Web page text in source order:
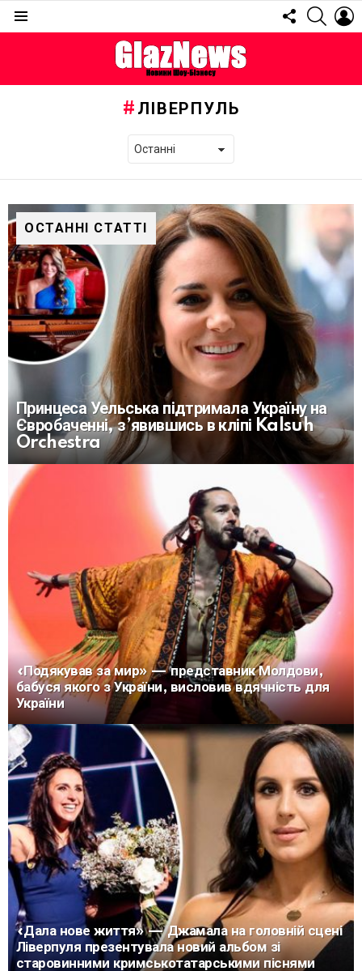
FOLLOW
US
ЛІВЕРПУЛЬ
ОСТАННІ СТАТТІ
Принцеса Уельська підтримала Україну на
Євробаченні, з’явившись в кліпі Kalsuh
Orchestra
«Подякував за мир» — представник Молдови,
бабуся якого з України, висловив вдячність для
України
«Дала нове життя» — Джамала на головній сцені
Ліверпуля презентувала новий альбом зі
старовинними кримськотатарськими піснями